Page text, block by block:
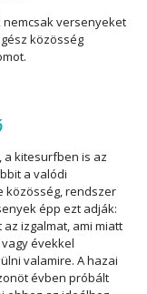
versenyeket
közösség
a kitesurfben is az
a valódi
közösség, rendszer
épp ezt adják:
izgalmat, ami miatt
évekkel
valamire. A hazai
évben próbált